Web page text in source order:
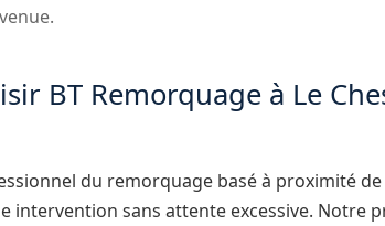
BT Remorquage à Le
du remorquage basé à proximité
intervention sans attente excessive. Notre